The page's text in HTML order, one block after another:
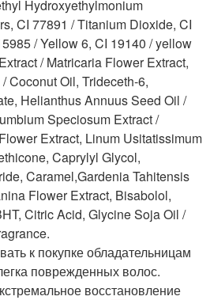
Hydroxyethylmonium
CI 77891 / Titanium Dioxide, CI
/ Yellow 6, CI 19140 / yellow
/ Matricaria Flower Extract,
Coconut Oil, Trideceth-6,
Helianthus Annuus Seed Oil /
Speciosum Extract /
Extract, Linum Usitatissimum
Caprylyl Glycol,
Caramel,Gardenia Tahitensis
Flower Extract, Bisabolol,
Citric Acid, Glycine Soja Oil /
к покупке обладательницам
поврежденных волос.
восстановление